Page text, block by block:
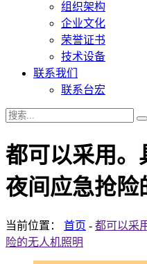
组织架构
企业文化
荣誉证书
技术设备
联系我们
联系台宏
都可以采用。
夜间应急抢险
当前位置： 首页 - 都可以采
险的无人机照明